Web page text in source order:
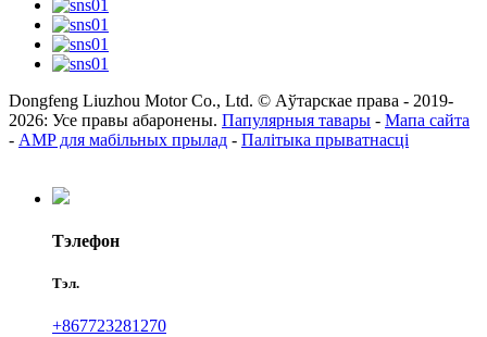
Dongfeng Liuzhou Motor Co., Ltd. © Аўтарскае права - 2019-
2026: Усе правы абаронены. Папулярныя тавары - Мапа сайта
- AMP для мабільных прылад - Палітыка прыватнасці
Тэлефон
Тэл.
+867723281270